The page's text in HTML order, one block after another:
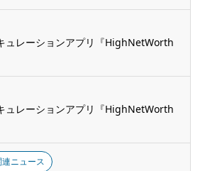
ュレーションアプリ『HighNetWorth
ュレーションアプリ『HighNetWorth
ニュース